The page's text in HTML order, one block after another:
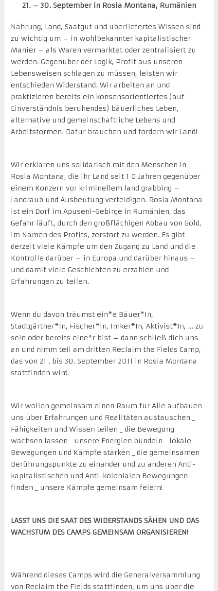
21. – 30. September in Rosia Montana, Rumänien
Nahrung, Land, Saatgut und überliefertes Wissen sind
zu wichtig um – in wohlbekannter kapitalistischer
Manier – als Waren vermarktet oder zentralisiert zu
werden. Gegenüber der Logik, Profit aus unseren
Lebensweisen schlagen zu müssen, leisten wir
entschieden Widerstand. Wir arbeiten an und
praktizieren bereits ein konsensorientiertes (auf
Einverständnis beruhendes) bäuerliches Leben,
alternative und gemeinschaftliche Lebens und
Arbeitsformen. Dafür brauchen und fordern wir Land!
Wir erklären uns solidarisch mit den Menschen in
Rosia Montana, die ihr Land seit 1 0 Jahren gegenüber
einem Konzern vor kriminellem land grabbing –
Landraub und Ausbeutung verteidigen. Rosia Montana
ist ein Dorf im Apuseni-Gebirge in Rumänien, das
Gefahr läuft, durch den großflächigen Abbau von Gold,
im Namen des Profits, zerstört zu werden. Es gibt
derzeit viele Kämpfe um den Zugang zu Land und die
Kontrolle darüber – in Europa und darüber hinaus –
und damit viele Geschichten zu erzählen und
Erfahrungen zu teilen.
Wenn du davon träumst ein*e Bäuer*In,
Stadtgärtner*In, Fischer*In, Imker*In, Aktivist*In, … zu
sein oder bereits eine*r bist – dann schließ dich uns
an und nimm teil am dritten Reclaim the Fields Camp,
das von 21 . bis 30. September 2011 in Rosia Montana
stattfinden wird.
Wir wollen gemeinsam einen Raum für Alle aufbauen _
uns über Erfahrungen und Realitäten austauschen _
Fähigkeiten und Wissen teilen _ die Bewegung
wachsen lassen _ unsere Energien bündeln _ lokale
Bewegungen und Kämpfe stärken _ die gemeinsamen
Berührungspunkte zu einander und zu anderen Anti-
kapitalistischen und Anti-kolonialen Bewegungen
finden _ unsere Kämpfe gemeinsam feiern!
LASST UNS DIE SAAT DES WIDERSTANDS SÄHEN UND DAS
WACHSTUM DES CAMPS GEMEINSAM ORGANISIEREN!
Während dieses Camps wird die Generalversammlung
von Reclaim the Fields stattfinden, um uns über die